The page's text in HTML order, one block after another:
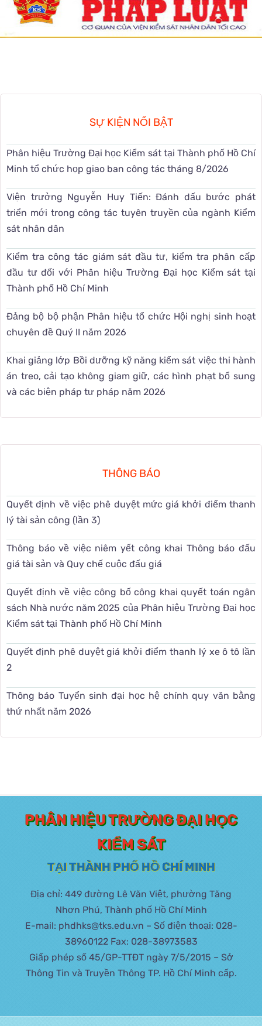
SỰ KIỆN NỔI BẬT
Phân hiệu Trường Đại học Kiểm sát tại Thành phố Hồ Chí
Minh tổ chức họp giao ban công tác tháng 8/2026
Viện trưởng Nguyễn Huy Tiến: Đánh dấu bước phát
triển mới trong công tác tuyên truyền của ngành Kiểm
sát nhân dân
Kiểm tra công tác giám sát đầu tư, kiểm tra phân cấp
đầu tư đối với Phân hiệu Trường Đại học Kiểm sát tại
Thành phố Hồ Chí Minh
Đảng bộ bộ phận Phân hiệu tổ chức Hội nghị sinh hoạt
chuyên đề Quý II năm 2026
Khai giảng lớp Bồi dưỡng kỹ năng kiểm sát việc thi hành
án treo, cải tạo không giam giữ, các hình phạt bổ sung
và các biện pháp tư pháp năm 2026
THÔNG BÁO
Quyết định về việc phê duyệt mức giá khởi điểm thanh
lý tài sản công (lần 3)
Thông báo về việc niêm yết công khai Thông báo đấu
giá tài sản và Quy chế cuộc đấu giá
Quyết định về việc công bố công khai quyết toán ngân
sách Nhà nước năm 2025 của Phân hiệu Trường Đại học
Kiểm sát tại Thành phố Hồ Chí Minh
Quyết định phê duyệt giá khởi điểm thanh lý xe ô tô lần
2
Thông báo Tuyển sinh đại học hệ chính quy văn bằng
thứ nhất năm 2026
PHÂN HIỆU TRƯỜNG ĐẠI HỌC
KIỂM SÁT
TẠI THÀNH PHỐ HỒ CHÍ MINH
Địa chỉ: 449 đường Lê Văn Việt, phường Tăng
Nhơn Phú, Thành phố Hồ Chí Minh
E-mail: phdhks@tks.edu.vn – Số điện thoại: 028-
38960122 Fax: 028-38973583
Giấp phép số 45/GP-TTĐT ngày 7/5/2015 – Sở
Thông Tin và Truyền Thông TP. Hồ Chí Minh cấp.